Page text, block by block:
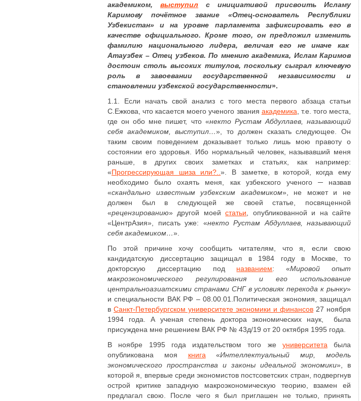
академиком, выступил с инициативой присвоить Исламу
Каримову почётное звание «Отец-основатель Республики
Узбекистан» и на уровне парламента зафиксировать его в
качестве официального. Кроме того, он предложил изменить
фамилию национального лидера, величая его не иначе как
Атаузбек – Отец узбеков. По мнению академика, Ислам Каримов
достоин столь высоких титулов, поскольку сыграл ключевую
роль в завоевании государственной независимости и
становлении узбекской государственности».
1.1. Если начать свой анализ с того места первого абзаца статьи
С.Ежкова, что касается моего ученого звания академика , т.е. того места,
где он обо мне пишет, что «некто Рустам Абдуллаев, называющий
себя академиком, выступил…», то должен сказать следующее. Он
таким своим поведением доказывает только лишь мою правоту о
состоянии его здоровья. Ибо нормальный человек, называвший меня
раньше, в других своих заметках и статьях, как например:
«Прогрессирующая шиза или?..». В заметке, в которой, когда ему
необходимо было охаять меня, как узбекского ученого ─ назвав
«скандально известным узбекским академиком», не может и не
должен был в следующей же своей статье, посвященной
«рецензированию» другой моейстатьи , опубликованной и на сайте
«ЦентрАзия», писать уже: «некто Рустам Абдуллаев, называющий
себя академиком…».
По этой причине хочу сообщить читателям, что я, если свою
кандидатскую диссертацию защищал в 1984 году в Москве, то
докторскую диссертацию под названием: «Мировой опыт
макроэкономического регулирования и его использование
центральноазиатскими странами СНГ в условиях перехода к рынку»
и специальности ВАК РФ – 08.00.01.Политическая экономия, защищал
в Санкт-Петербургском университете экономики и финансов 27 ноября
1994 года. А ученая степень доктора экономических наук, была
присуждена мне решением ВАК РФ № 43д/19 от 20 октября 1995 года.
В ноябре 1995 года издательством того же университета была
опубликована моя книга «Интеллектуальный мир, модель
экономического пространства и законы идеальной экономики», в
которой я, впервые среди экономистов постсоветских стран, подвергнув
острой критике западную макроэкономическую теорию, взамен ей
предлагал свою. После чего я был приглашен не только, принять